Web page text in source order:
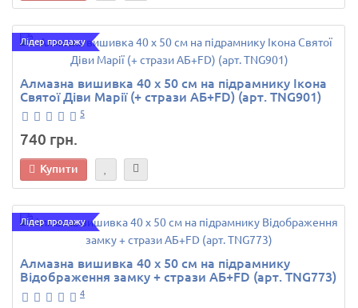
Лідер продажу
Алмазна вишивка 40 х 50 см на підрамнику Ікона
Святої Діви Марії (+ стрази АБ+FD) (арт. TNG901)
5
740 грн.
Купити
Лідер продажу
Алмазна вишивка 40 х 50 см на підрамнику
Відображення замку + стрази АБ+FD (арт. TNG773)
4